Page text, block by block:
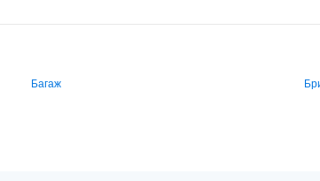
Багаж